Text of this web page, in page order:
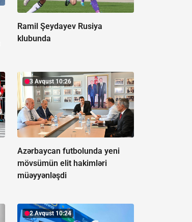
Ramil Şeydayev Rusiya
klubunda
3 Avqust 10:26
Azərbaycan futbolunda yeni
mövsümün elit hakimləri
müəyyənləşdi
2 Avqust 10:24